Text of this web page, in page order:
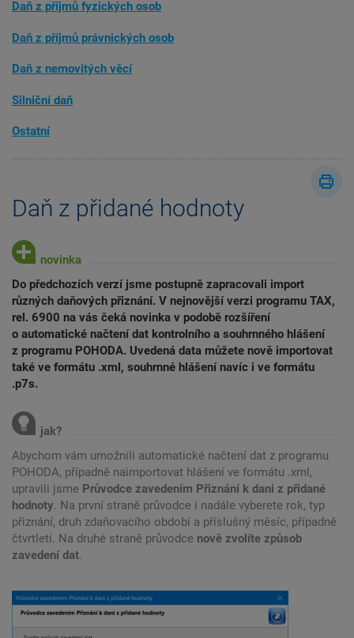
Daň z příjmů fyzických osob
Daň z příjmů právnických osob
Daň z nemovitých věcí
Silniční daň
Ostatní
Daň z přidané hodnoty
Do předchozích verzí jsme postupně zapracovali import
různých daňových přiznání. V nejnovější verzi programu TAX,
rel. 6900 na vás čeká novinka v podobě rozšíření
o automatické načtení dat kontrolního a souhrnného hlášení
z programu POHODA. Uvedená data můžete nově importovat
také ve formátu .xml, souhrnné hlášení navíc i ve formátu
.p7s.
Abychom vám umožnili automatické načtení dat z programu
POHODA, případně naimportovat hlášení ve formátu .xml,
upravili jsme Průvodce zavedením Přiznání k dani z přidané
hodnoty. Na první straně průvodce i nadále vyberete rok, typ
přiznání, druh zdaňovacího období a příslušný měsíc, případně
čtvrtletí. Na druhé straně průvodce nově zvolíte způsob
zavedení dat.